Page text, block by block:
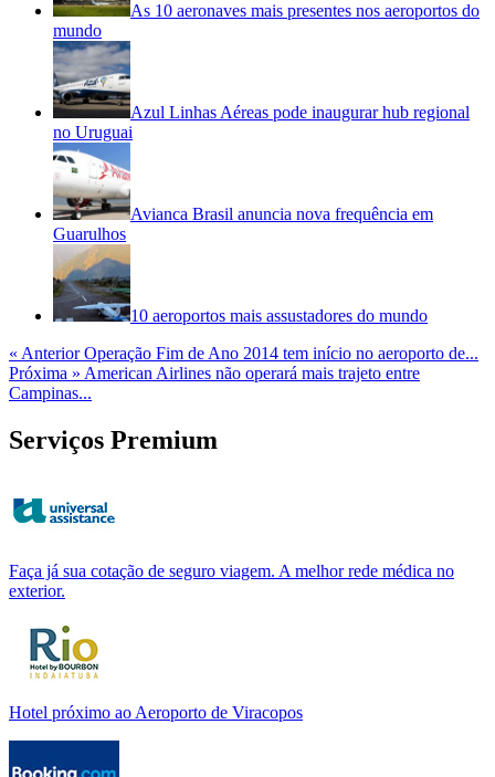
As 10 aeronaves mais presentes nos aeroportos do
mundo
Azul Linhas Aéreas pode inaugurar hub regional
no Uruguai
Avianca Brasil anuncia nova frequência em
Guarulhos
10 aeroportos mais assustadores do mundo
« AnteriorOperação Fim de Ano 2014 tem início no aeroporto de...
Próxima » American Airlines não operará mais trajeto entre
Campinas...
Serviços Premium
Faça já sua cotação de seguro viagem. A melhor rede médica no
exterior.
Hotel próximo ao Aeroporto de Viracopos